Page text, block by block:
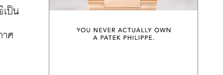
เป็น
าศ